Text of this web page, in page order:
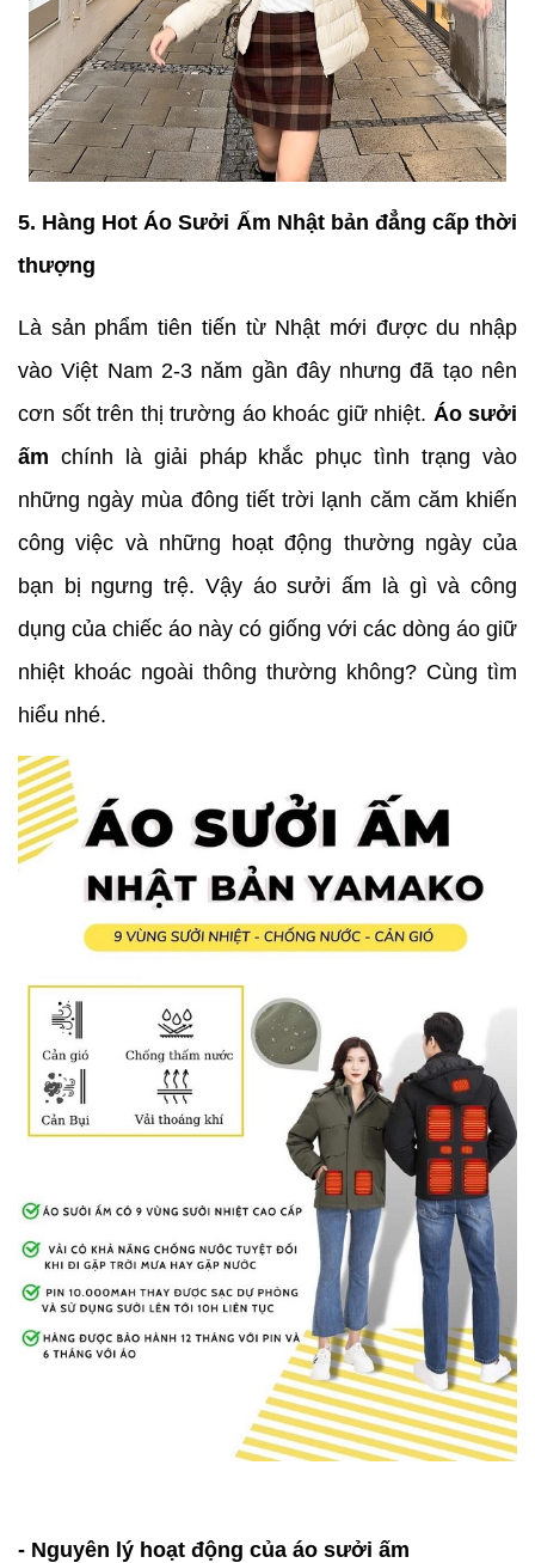
5. Hàng Hot Áo Sưởi Ấm Nhật bản đẳng cấp thời
thượng
Là sản phẩm tiên tiến từ Nhật mới được du nhập
vào Việt Nam 2-3 năm gần đây nhưng đã tạo nên
cơn sốt trên thị trường áo khoác giữ nhiệt. Áo sưởi
ấm chính là giải pháp khắc phục tình trạng vào
những ngày mùa đông tiết trời lạnh căm căm khiến
công việc và những hoạt động thường ngày của
bạn bị ngưng trệ. Vậy áo sưởi ấm là gì và công
dụng của chiếc áo này có giống với các dòng áo giữ
nhiệt khoác ngoài thông thường không? Cùng tìm
hiểu nhé.
- Nguyên lý hoạt động của áo sưởi ấm